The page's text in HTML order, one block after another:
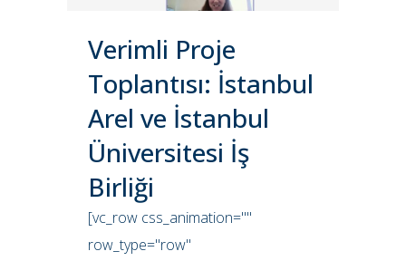
Verimli Proje
Toplantısı: İstanbul
Arel ve İstanbul
Üniversitesi İş
Birliği
[vc_row css_animation=""
row_type="row"